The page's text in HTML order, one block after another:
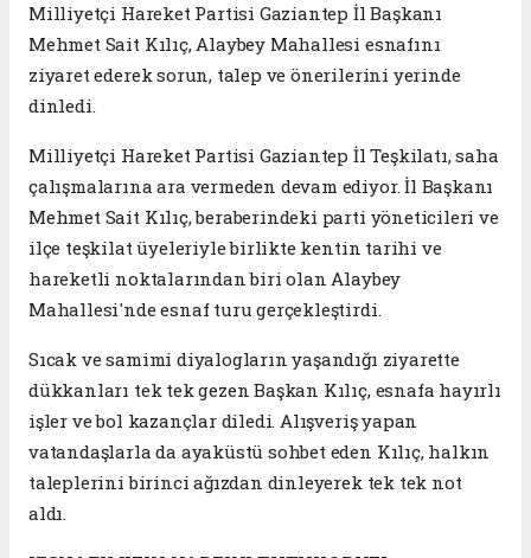
Milliyetçi Hareket Partisi Gaziantep İl Başkanı
Mehmet Sait Kılıç, Alaybey Mahallesi esnafını
ziyaret ederek sorun, talep ve önerilerini yerinde
dinledi.
Milliyetçi Hareket Partisi Gaziantep İl Teşkilatı, saha
çalışmalarına ara vermeden devam ediyor. İl Başkanı
Mehmet Sait Kılıç, beraberindeki parti yöneticileri ve
ilçe teşkilat üyeleriyle birlikte kentin tarihi ve
hareketli noktalarından biri olan Alaybey
Mahallesi'nde esnaf turu gerçekleştirdi.
Sıcak ve samimi diyalogların yaşandığı ziyarette
dükkanları tek tek gezen Başkan Kılıç, esnafa hayırlı
işler ve bol kazançlar diledi. Alışveriş yapan
vatandaşlarla da ayaküstü sohbet eden Kılıç, halkın
taleplerini birinci ağızdan dinleyerek tek tek not
aldı.